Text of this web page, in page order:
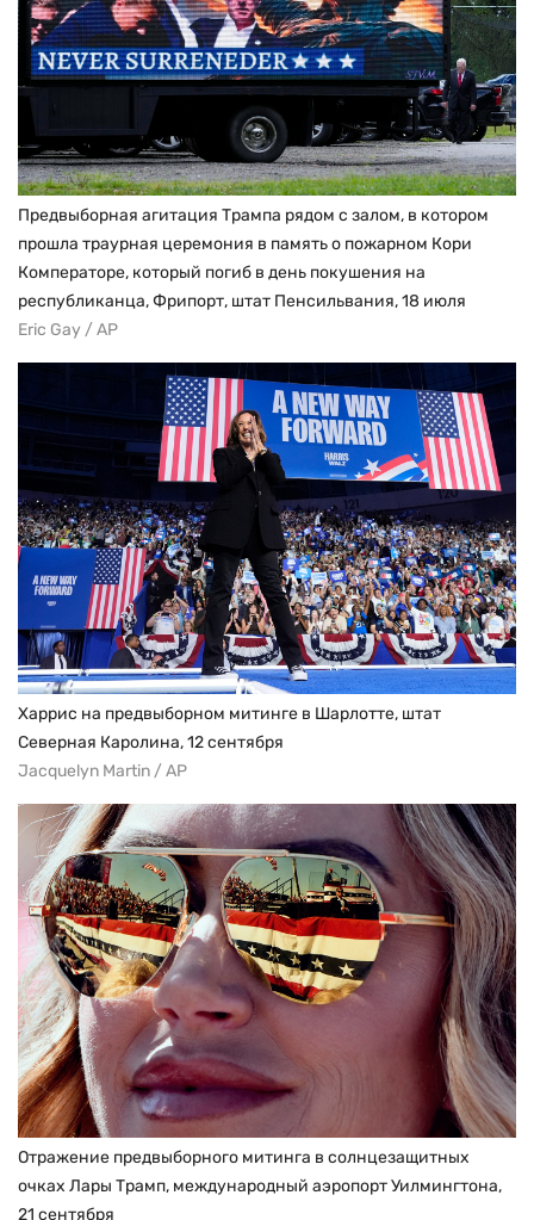
Предвыборная агитация Трампа рядом с залом, в котором
прошла траурная церемония в память о пожарном Кори
Комператоре, который погиб в день покушения на
республиканца, Фрипорт, штат Пенсильвания, 18 июля
Eric Gay / AP
Харрис на предвыборном митинге в Шарлотте, штат
Северная Каролина, 12 сентября
Jacquelyn Martin / AP
Отражение предвыборного митинга в солнцезащитных
очках Лары Трамп, международный аэропорт Уилмингтона,
21 сентября